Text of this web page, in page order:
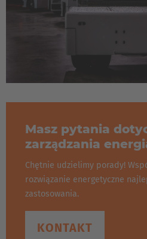
Masz pytania
zarządzania
Chętnie udzielimy porady!
rozwiązanie energetyczne
zastosowania.
KONTAKT